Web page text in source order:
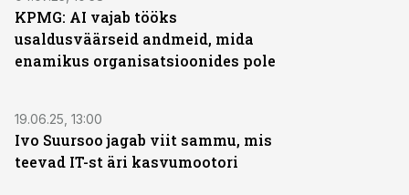
KPMG: AI vajab tööks
usaldusväärseid andmeid, mida
enamikus organisatsioonides pole
19.06.25, 13:00
Ivo Suursoo jagab viit sammu, mis
teevad IT-st äri kasvumootori